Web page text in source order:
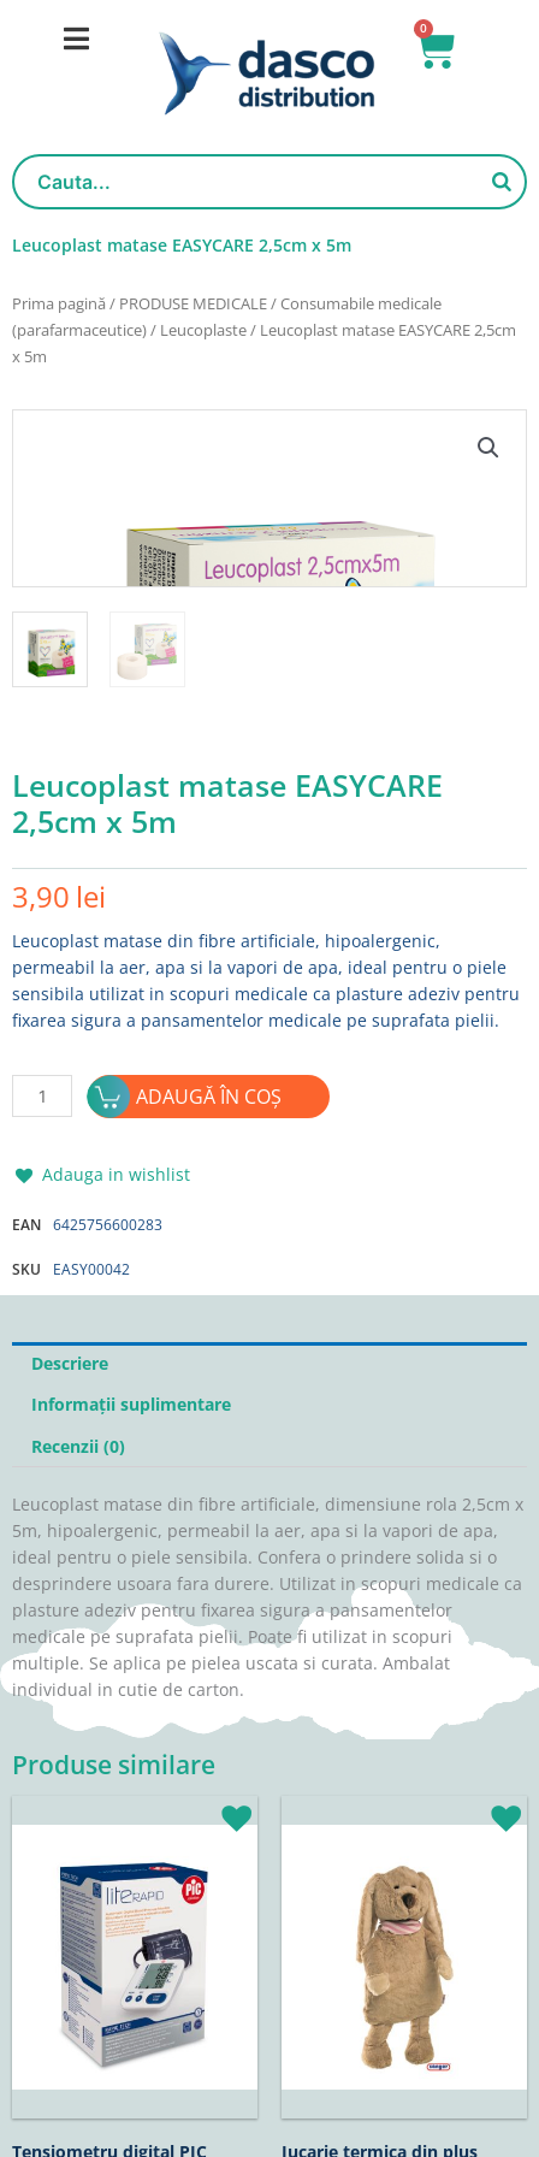
0
Cart
Leucoplast matase EASYCARE 2,5cm x 5m
Prima pagină / PRODUSE MEDICALE/Consumabile medicale
(parafarmaceutice)/ Leucoplaste/ Leucoplast matase EASYCARE 2,5cm
x 5m
Adauga in wishlist
Leucoplast matase EASYCARE
2,5cm x 5m
3,90 lei
Leucoplast matase din fibre artificiale, hipoalergenic,
permeabil la aer, apa si la vapori de apa, ideal pentru o piele
sensibila utilizat in scopuri medicale ca plasture adeziv pentru
fixarea sigura a pansamentelor medicale pe suprafata pielii.
Cantitate
Leucoplast
EASYCARE
x
ADAUGĂ ÎN COȘ
Adauga in wishlist
EAN 6425756600283
SKU EASY00042
Descriere
Informații suplimentare
Recenzii (0)
Leucoplast matase din fibre artificiale, dimensiune rola 2,5cm x
5m, hipoalergenic, permeabil la aer, apa si la vapori de apa,
ideal pentru o piele sensibila. Confera o prindere solida si o
desprindere usoara fara durere. Utilizat in scopuri medicale ca
plasture adeziv pentru fixarea sigura a pansamentelor
medicale pe suprafata pielii. Poate fi utilizat in scopuri
multiple. Se aplica pe pielea uscata si curata. Ambalat
individual in cutie de carton.
Produse similare
Tensiometru digital PIC
inițial
fost:
226,90lei.
curent
192,87lei.
Jucarie termica din plus